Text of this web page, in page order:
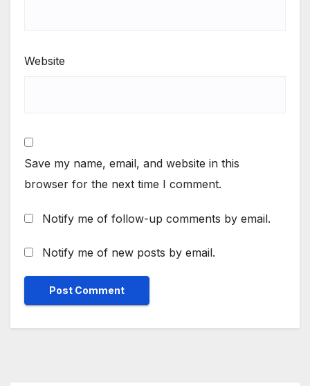
Website
Save my name, email, and website in this
browser for the next time I comment.
Notify me of follow-up comments by email.
Notify me of new posts by email.